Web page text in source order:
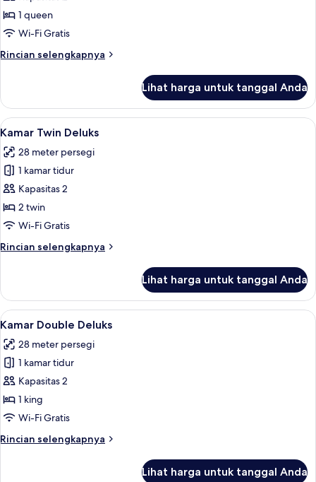
Double
Superior
1 queen
Wi-Fi Gratis
Rincian selengkapnya
Rincian
Kamar
Double
Superior
Lihat harga untuk tanggal Anda
Lihat
semua
foto
untuk
Kamar
Twin
Deluks
Kamar Twin Deluks | Minibar, meja
8
Kamar Twin Deluks
28 meter persegi
1 kamar tidur
Kapasitas 2
2 twin
Wi-Fi Gratis
Rincian selengkapnya
Rincian
Kamar
Twin
Deluks
Lihat harga untuk tanggal Anda
Lihat
semua
foto
untuk
Kamar
Double
Deluks
Kamar Double Deluks | Minibar,
7
Kamar Double Deluks
28 meter persegi
1 kamar tidur
Kapasitas 2
1 king
Wi-Fi Gratis
Rincian selengkapnya
Rincian
Lihat harga untuk tanggal Anda